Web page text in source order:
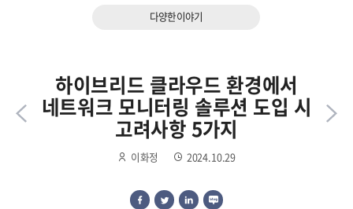
다양한이야기
하이브리드 클라우드 환경에서
네트워크 모니터링 솔루션 도입 시
고려사항 5가지
이화정 2024.10.29